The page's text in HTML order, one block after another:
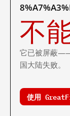
不能
它已被屏蔽
国大陆失败。
使用